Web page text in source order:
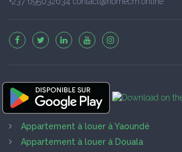
Appartement à louer à Yaoundé
Appartement à louer à Douala